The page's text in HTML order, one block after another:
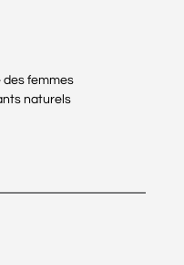
des femmes
naturels